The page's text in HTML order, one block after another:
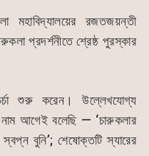
রজতজয়ন্তী
প্রদর্শনীতে শ্রেষ্ঠ পুরস্কার
শুরু করেন। উল্লেখযোগ্য
আগেই বলেছি — ‘চারুকলার
বুনি’; শেষোক্তটি স্যারের